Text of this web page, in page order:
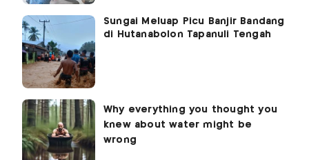
Sungai Meluap Picu Banjir Bandang
di Hutanabolon Tapanuli Tengah